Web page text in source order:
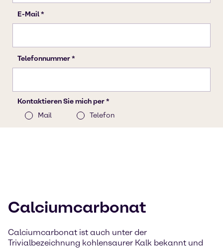
Calciumcarbonat
Calciumcarbonat ist auch unter der
Trivialbezeichnung kohlensaurer Kalk bekannt und